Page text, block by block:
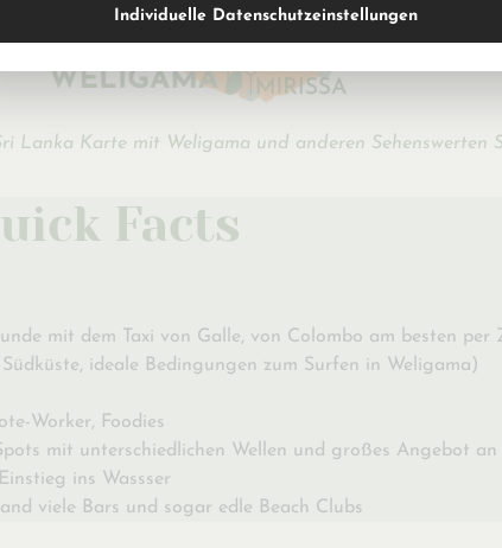
Lanka Karte mit Weligama und anderen Sehenswerten
Facts
mit dem Taxi von Galle, von Colombo am besten
ideale Bedingungen zum Surfen in Weligama)
Worker, Foodies
mit unterschiedlichen Wellen und großes Angebot an
ins Wassser
viele Bars und sogar edle Beach Clubs
Individuelle Datenschutzeinstellungen